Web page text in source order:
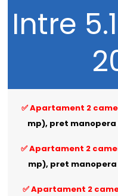
Intre
✅ Apartament 2
mp), pret manopera
✅ Apartament 2
mp), pret manopera
✅ Apartament 2